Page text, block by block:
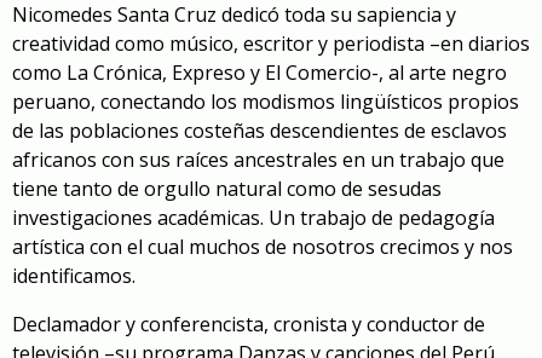
Nicomedes Santa Cruz dedicó toda su sapiencia y
creatividad como músico, escritor y periodista –en diarios
como La Crónica, Expreso y El Comercio-, al arte negro
peruano, conectando los modismos lingüísticos propios
de las poblaciones costeñas descendientes de esclavos
africanos con sus raíces ancestrales en un trabajo que
tiene tanto de orgullo natural como de sesudas
investigaciones académicas. Un trabajo de pedagogía
artística con el cual muchos de nosotros crecimos y nos
identificamos.
Declamador y conferencista, cronista y conductor de